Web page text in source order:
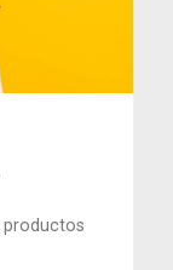
productos